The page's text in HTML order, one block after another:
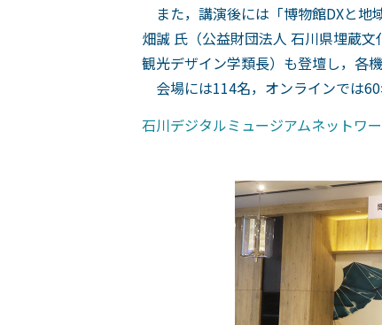
また，講演後には「博物館DXと地
畑誠 氏（公益財団法人 石川県埋蔵
観光デザイン学類長）も登壇し，各
会場には114名，オンラインでは
石川デジタルミュージアムネットワ